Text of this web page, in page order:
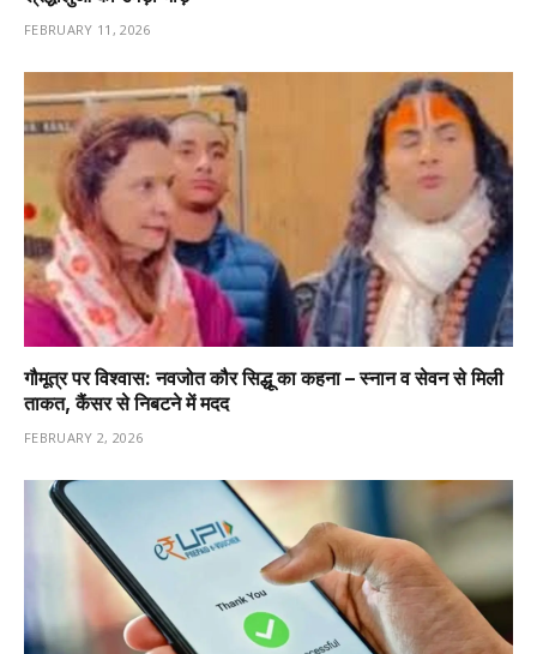
FEBRUARY 11, 2026
गौमूत्र पर विश्वास: नवजोत कौर सिद्धू का कहना – स्नान व सेवन से मिली
ताकत, कैंसर से निबटने में मदद
FEBRUARY 2, 2026